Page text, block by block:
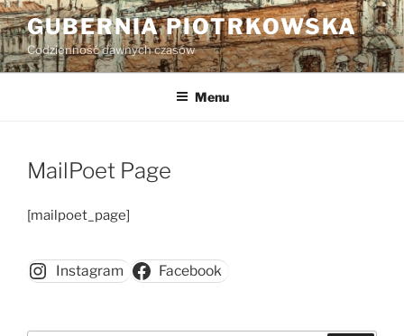
Przejdź
do
treści
GUBERNIA PIOTRKOWSKA
Codzienność dawnych czasów
Menu
MailPoet Page
[mailpoet_page]
Instagram Facebook